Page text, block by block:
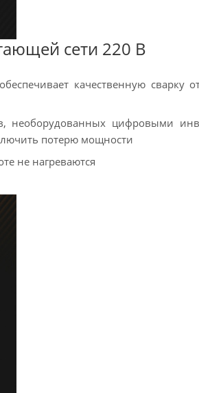
сети 220 В
качественную сварку
необорудованных цифровыми
потерю мощности
не нагреваются